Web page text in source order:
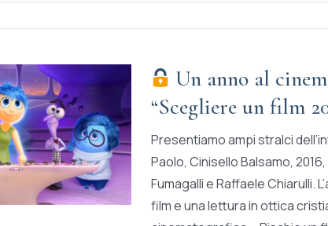
Un anno al
“Scegliere un film
Presentiamo ampi stralci
Paolo, Cinisello Balsamo,
Fumagalli e Raffaele Chiarulli.
film e una lettura in ottica